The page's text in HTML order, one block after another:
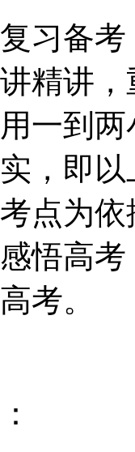
习备
精讲
一到
，即
点为
悟高
考。